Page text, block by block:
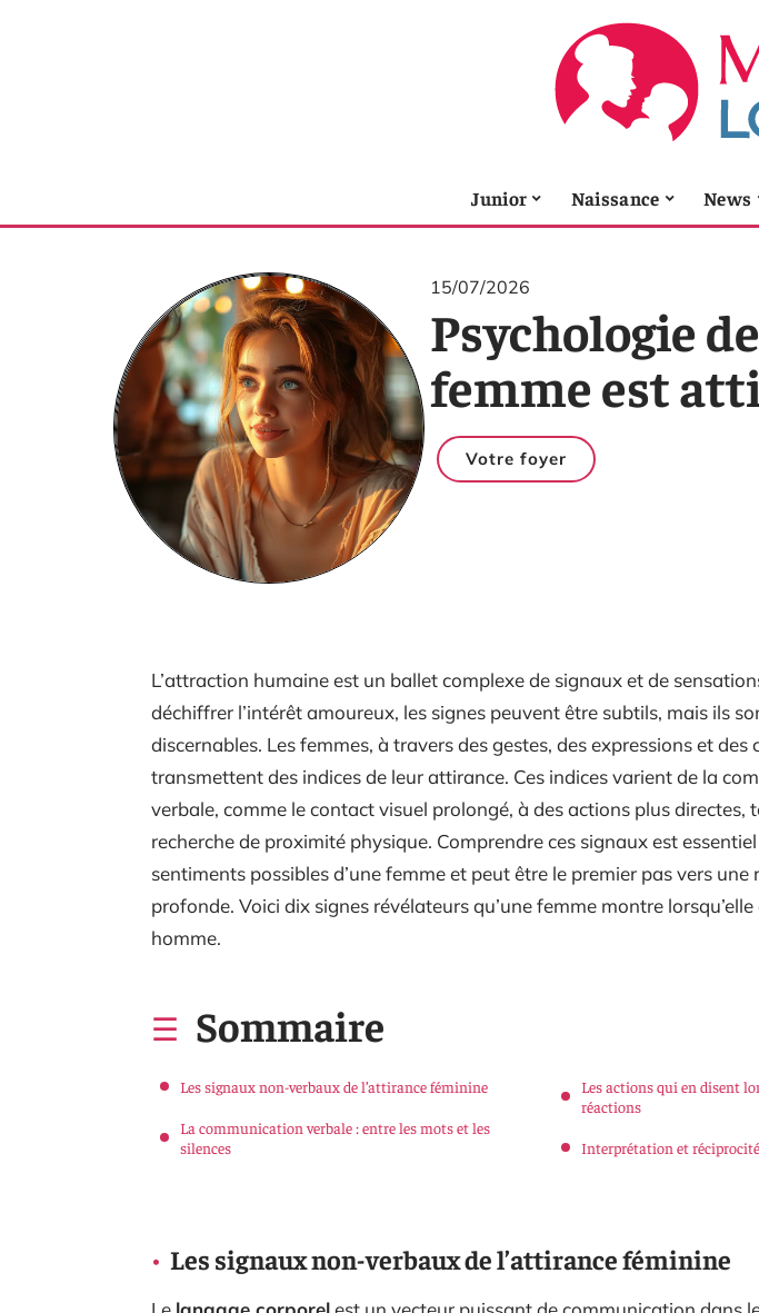
Junior Naissance News
15/07/2026
Psychologie
femme est
Votre foyer
L’attraction humaine est un ballet complexe de signaux et de
déchiffrer l’intérêt amoureux, les signes peuvent être subtils, mais ils
discernables. Les femmes, à travers des gestes, des expressions et des
transmettent des indices de leur attirance. Ces indices varient de la
verbale, comme le contact visuel prolongé, à des actions plus directes,
recherche de proximité physique. Comprendre ces signaux est
sentiments possibles d’une femme et peut être le premier pas vers une
profonde. Voici dix signes révélateurs qu’une femme montre
homme.
Sommaire
Les signaux non-verbaux de l’attirance féminine
La communication verbale : entre les mots et les
silences
Les actions qui en disent
réactions
Interprétation et
Les signaux non-verbaux de l’attirance féminine